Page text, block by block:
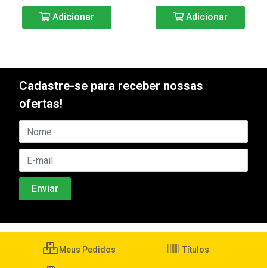
Adicionar Adicionar
Cadastre-se para receber nossas
ofertas!
Meus Pedidos Títulos